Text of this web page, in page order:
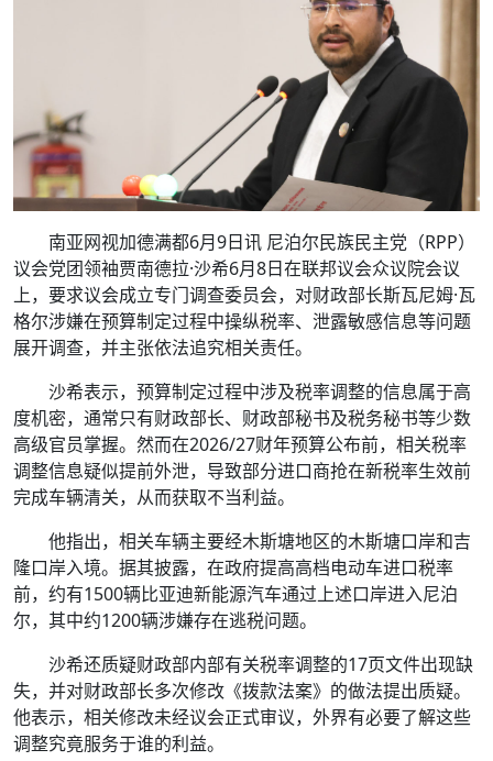
南亚网视加德满都6月9日讯 尼泊尔民族民主党（RPP）
议会党团领袖贾南德拉·沙希6月8日在联邦议会众议院会议
上，要求议会成立专门调查委员会，对财政部长斯瓦尼姆·瓦
格尔涉嫌在预算制定过程中操纵税率、泄露敏感信息等问题
展开调查，并主张依法追究相关责任。
沙希表示，预算制定过程中涉及税率调整的信息属于高
度机密，通常只有财政部长、财政部秘书及税务秘书等少数
高级官员掌握。然而在2026/27财年预算公布前，相关税率
调整信息疑似提前外泄，导致部分进口商抢在新税率生效前
完成车辆清关，从而获取不当利益。
他指出，相关车辆主要经木斯塘地区的木斯塘口岸和吉
隆口岸入境。据其披露，在政府提高高档电动车进口税率
前，约有1500辆比亚迪新能源汽车通过上述口岸进入尼泊
尔，其中约1200辆涉嫌存在逃税问题。
沙希还质疑财政部内部有关税率调整的17页文件出现缺
失，并对财政部长多次修改《拨款法案》的做法提出质疑。
他表示，相关修改未经议会正式审议，外界有必要了解这些
调整究竟服务于谁的利益。